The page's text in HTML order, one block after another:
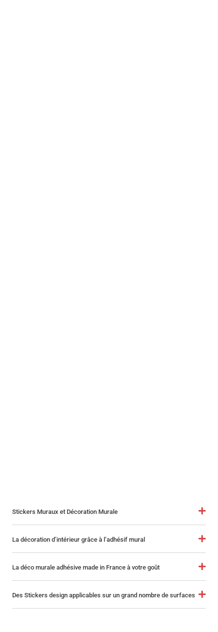
Stickers Muraux et Décoration Murale
La décoration d’intérieur grâce à l’adhésif mural
La déco murale adhésive made in France à votre goût
Des Stickers design applicables sur un grand nombre de surfaces